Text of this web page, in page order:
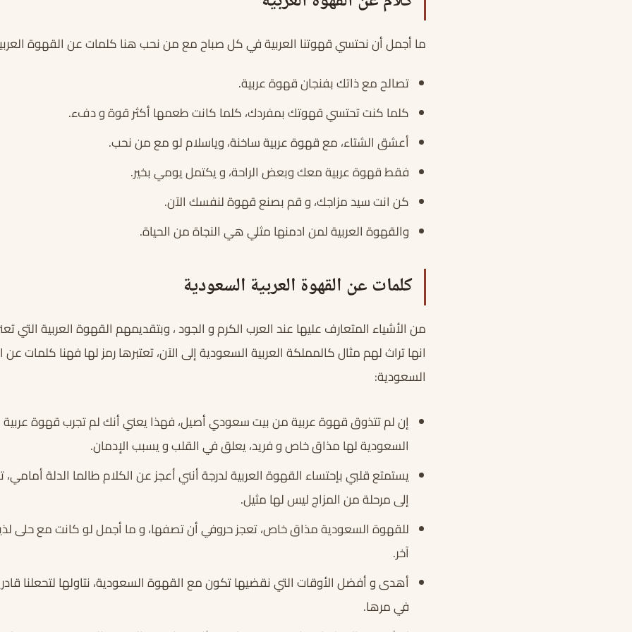
ما أجمل أن نحتسي قهوتنا العربية في كل صباح مع من نحب هنا كلمات عن القهوة
تصالح مع ذاتك بفنجان قهوة عربية.
كلما كنت تحتسي قهوتك بمفردك، كلما كانت طعمها أكثر قوة و دفء.
أعشق الشتاء، مع قهوة عربية ساخنة، وياسلام لو مع من نحب.
فقط قهوة عربية معك وبعض الراحة، و يكتمل يومي بخير.
كن انت سيد مزاجك، و قم بصنع قهوة لنفسك الآن.
والقهوة العربية لمن ادمنها مثلي هي النجاة من الحياة.
كلمات عن القهوة العربية السعودية
من الأشياء المتعارف عليها عند العرب الكرم و الجود ، وبتقديمهم القهوة العربية التي
انها تراث لهم مثال كالمملكة العربية السعودية إلى الآن، تعتبرها رمز لها فهنا كلمات عن
السعودية:
إن لم تتذوق قهوة عربية من بيت سعودي أصيل، فهذا يعني أنك لم تجرب قهوة
السعودية لها مذاق خاص و فريد، يعلق في القلب و يسبب الإدمان.
يستمتع قلبي بإحتساء القهوة العربية لدرجة أنني أعجز عن الكلام طالما الدلة
إلى مرحلة من المزاج ليس لها مثيل.
للقهوة السعودية مذاق خاص، تعجز حروفي أن تصفها، و ما أجمل لو كانت مع حلى
آخر.
أهدى و أفضل الأوقات التي نقضيها تكون مع القهوة السعودية، نتاولها لتحعلنا
في مرها.